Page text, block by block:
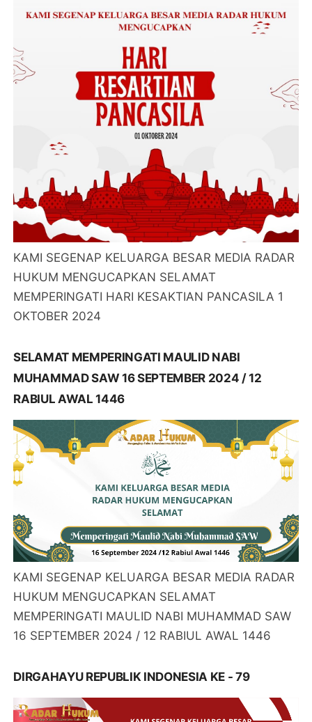
KAMI SEGENAP KELUARGA BESAR MEDIA RADAR
HUKUM MENGUCAPKAN SELAMAT
MEMPERINGATI HARI KESAKTIAN PANCASILA 1
OKTOBER 2024
SELAMAT MEMPERINGATI MAULID NABI
MUHAMMAD SAW 16 SEPTEMBER 2024 / 12
RABIUL AWAL 1446
KAMI SEGENAP KELUARGA BESAR MEDIA RADAR
HUKUM MENGUCAPKAN SELAMAT
MEMPERINGATI MAULID NABI MUHAMMAD SAW
16 SEPTEMBER 2024 / 12 RABIUL AWAL 1446
DIRGAHAYU REPUBLIK INDONESIA KE - 79